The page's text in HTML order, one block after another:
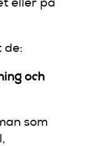
eller på
de:
och
som